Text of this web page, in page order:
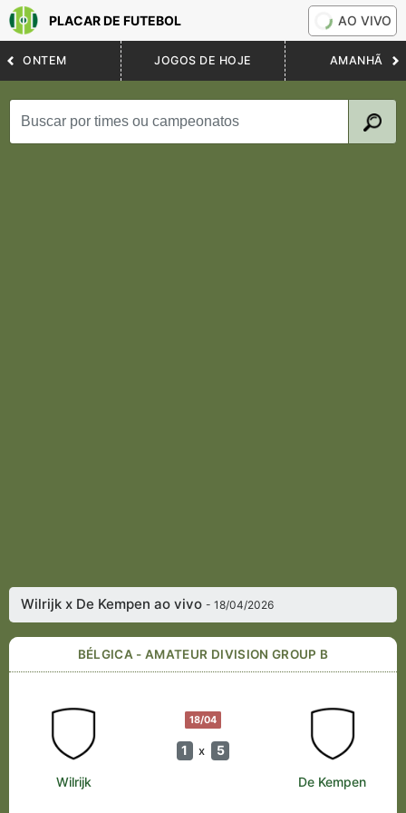
PLACAR DE FUTEBOL AO VIVO
ONTEM JOGOS DE HOJE AMANHÃ
Wilrijk x De Kempen ao vivo- 18/04/2026
BÉLGICA - AMATEUR DIVISION GROUP B
18/04
1 x 5
Wilrijk De Kempen